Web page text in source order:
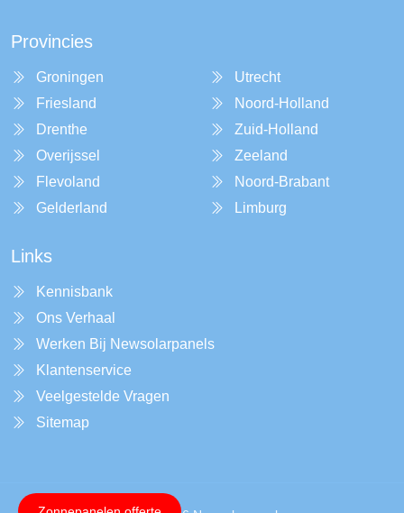
Provincies
Groningen
Friesland
Drenthe
Overijssel
Flevoland
Gelderland
Utrecht
Noord-Holland
Zuid-Holland
Zeeland
Noord-Brabant
Limburg
Links
Kennisbank
Ons Verhaal
Werken Bij Newsolarpanels
Klantenservice
Veelgestelde Vragen
Sitemap